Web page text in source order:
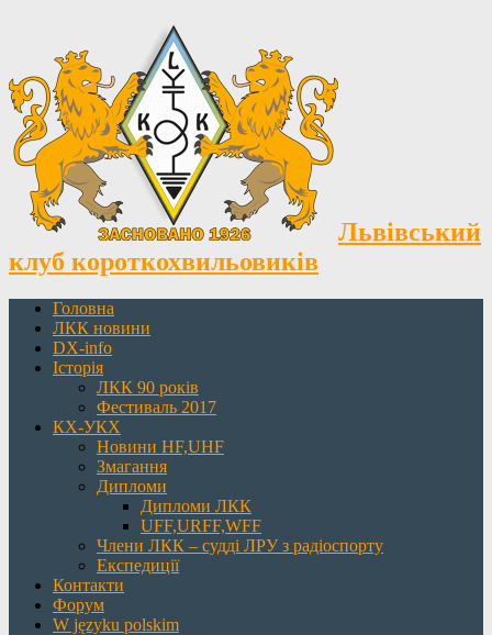
Львівський
клуб короткохвильовиків
Головна
ЛКК новини
DX-info
Історія
ЛКК 90 років
Фестиваль 2017
КХ-УКХ
Новини HF,UHF
Змагання
Дипломи
Дипломи ЛКК
UFF,URFF,WFF
Члени ЛКК – судді ЛРУ з радіоспорту
Експедиції
Контакти
Форум
W języku polskim